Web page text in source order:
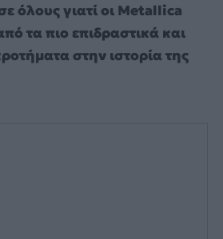
όλους γιατί οι Metallica
τα πιο επιδραστικά και
στην ιστορία της